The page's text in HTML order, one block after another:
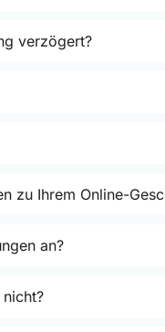
verzögert?
zu Ihrem Online-
an?